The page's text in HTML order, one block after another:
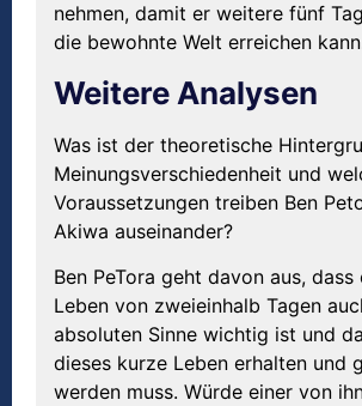
nehmen, damit er weitere fünf
die bewohnte Welt erreichen
Weitere Analysen
Was ist der theoretische
Meinungsverschiedenheit und
Voraussetzungen treiben Ben
Akiwa auseinander?
Ben PeTora geht davon aus, dass
Leben von zweieinhalb Tagen
absoluten Sinne wichtig ist und
dieses kurze Leben erhalten und
werden muss. Würde einer von